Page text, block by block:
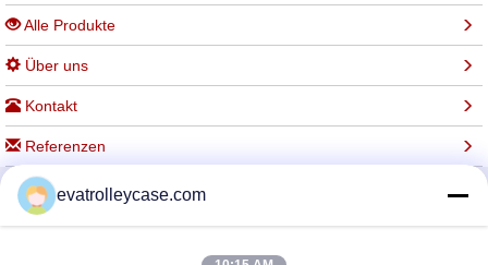
Alle Produkte
Über uns
Kontakt
Referenzen
Ändern Sie Sprache
evatrolleycase.com